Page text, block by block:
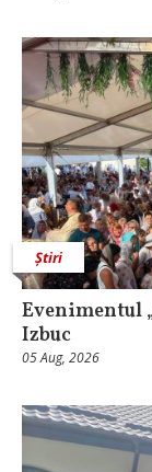
Știri
Evenimentul
Izbuc
05 Aug, 2026